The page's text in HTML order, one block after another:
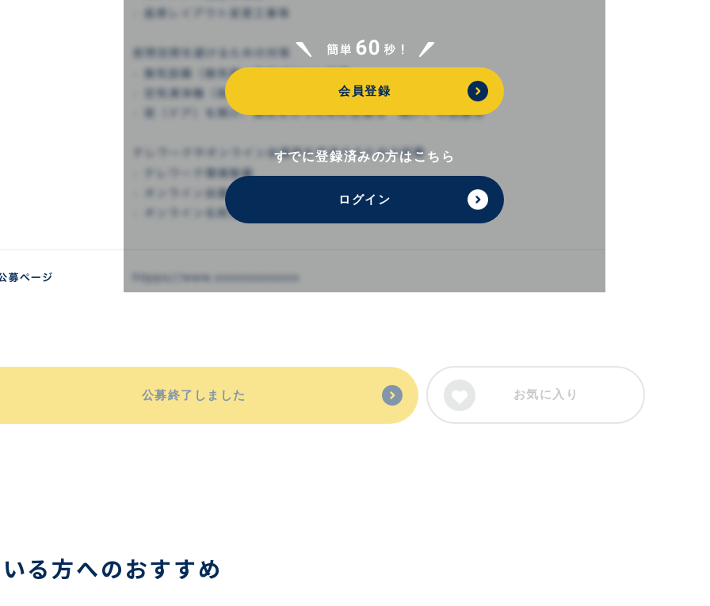
会員登録
すでに登録済みの方はこちら
ログイン
公募終了しました お気に入り
る方へのおすすめ